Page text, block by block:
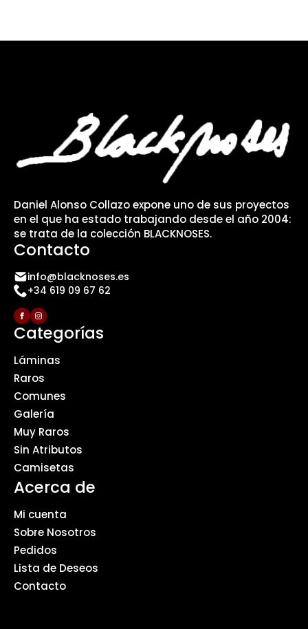
Daniel Alonso Collazo expone uno de sus proyectos
en el que ha estado trabajando desde el año 2004:
se trata de la colección BLACKNOSES.
Contacto
info@blacknoses.es
+34 619 09 67 62
Categorías
Láminas
Raros
Comunes
Galería
Muy Raros
Sin Atributos
Camisetas
Acerca de
Mi cuenta
Sobre Nosotros
Pedidos
Lista de Deseos
Contacto